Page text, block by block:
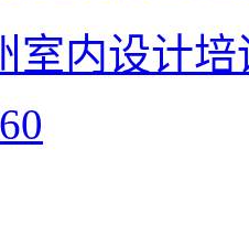
室内设计